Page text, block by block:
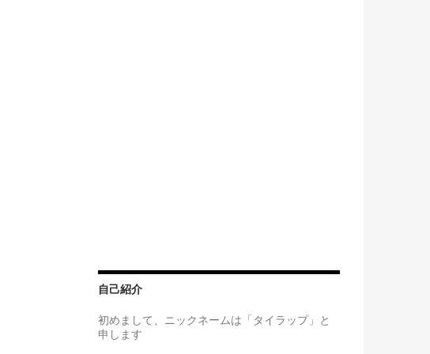
自己紹介
初めまして、ニックネームは「タイラップ」と
申します